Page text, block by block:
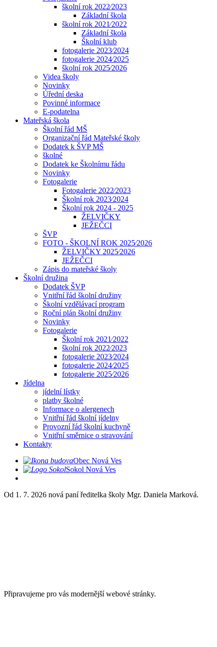
školní rok 2022⁄2023
Základní škola
školní rok 2021⁄2022
Základní škola
Školní klub
fotogalerie 2023⁄2024
fotogalerie 2024⁄2025
školní rok 2025⁄2026
Videa školy
Novinky
Úřední deska
Povinné informace
E-podatelna
Mateřská škola
Školní řád MŠ
Organizační řád Mateřské školy
Dodatek k ŠVP MŠ
školné
Dodatek ke Školnímu řádu
Novinky
Fotogalerie
Fotogalerie 2022⁄2023
Školní rok 2023⁄2024
Školní rok 2024 - 2025
ŽELVIČKY
JEŽEČCI
ŠVP
FOTO - ŠKOLNÍ ROK 2025⁄2026
ŽELVIČKY 2025⁄2026
JEŽEČCI
Zápis do mateřské školy
Školní družina
Dodatek ŠVP
Vnitřní řád školní družiny
Školní vzdělávací program
Roční plán školní družiny
Novinky
Fotogalerie
Školní rok 2021⁄2022
školní rok 2022⁄2023
fotogalerie 2023⁄2024
fotogalerie 2024⁄2025
fotogalerie 2025⁄2026
Jídelna
jídelní lístky
platby školné
Informace o alergenech
Vnitřní řád školní jídelny
Provozní řád školní kuchyně
Vnitřní směrnice o stravování
Kontakty
Obec Nová Ves
Sokol Nová Ves
Od 1. 7. 2026 nová paní ředitelka školy Mgr. Daniela Marková.
Připravujeme pro vás modernější webové stránky.